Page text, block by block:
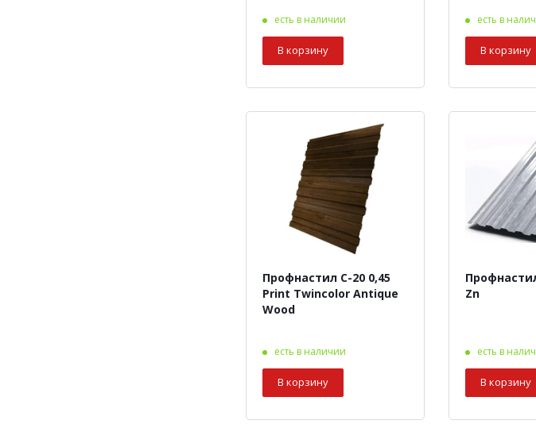
есть в наличии
В корзину
есть в
В корзину
Профнастил С-20 0,45
Print Twincolor Antique
Wood
есть в наличии
В корзину
Zn
есть в
В корзину